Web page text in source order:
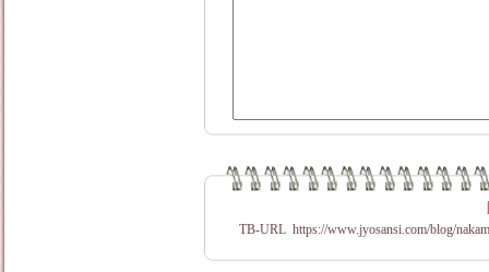
TB-URL https://www.jyosansi.com/blog/